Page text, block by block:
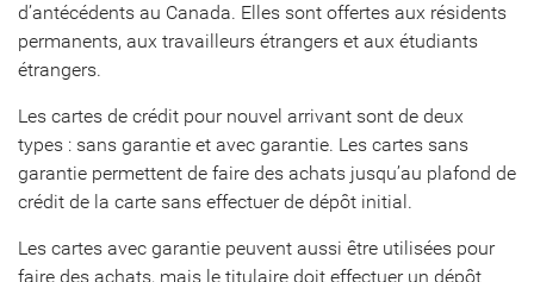
d’antécédents au Canada. Elles sont offertes aux résidents
permanents, aux travailleurs étrangers et aux étudiants
étrangers.
Les cartes de crédit pour nouvel arrivant sont de deux
types : sans garantie et avec garantie. Les cartes sans
garantie permettent de faire des achats jusqu’au plafond de
crédit de la carte sans effectuer de dépôt initial.
Les cartes avec garantie peuvent aussi être utilisées pour
faire des achats, mais le titulaire doit effectuer un dépôt